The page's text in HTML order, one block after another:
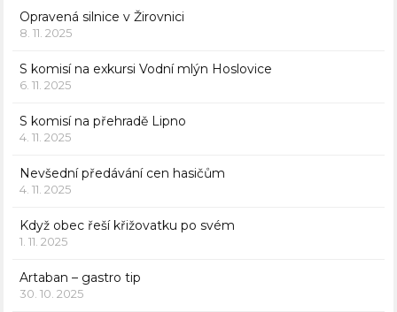
Opravená silnice v Žirovnici
8. 11. 2025
S komisí na exkursi Vodní mlýn Hoslovice
6. 11. 2025
S komisí na přehradě Lipno
4. 11. 2025
Nevšední předávání cen hasičům
4. 11. 2025
Když obec řeší křižovatku po svém
1. 11. 2025
Artaban – gastro tip
30. 10. 2025